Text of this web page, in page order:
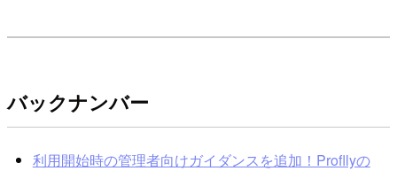
バックナンバー
利用開始時の管理者向けガイダンスを追加！Profllyの